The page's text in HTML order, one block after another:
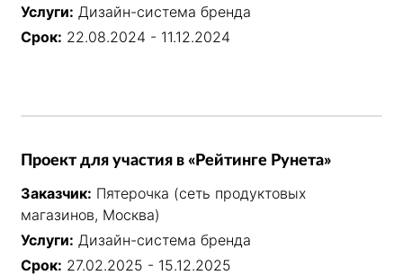
Услуги: Дизайн-система бренда
Срок: 22.08.2024 - 11.12.2024
Проект для участия в «Рейтинге Рунета»
Заказчик: Пятерочка (сеть продуктовых
магазинов, Москва)
Услуги: Дизайн-система бренда
Срок: 27.02.2025 - 15.12.2025